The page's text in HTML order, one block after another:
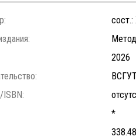
2026
ISBN:
*